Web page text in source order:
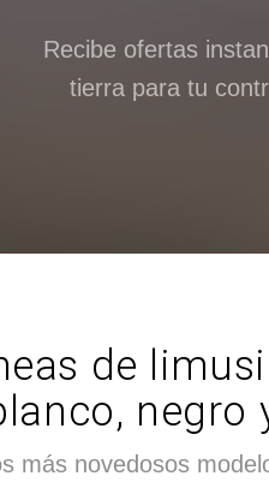
Recibe ofertas
tierra para tu
de
negro
más novedosos